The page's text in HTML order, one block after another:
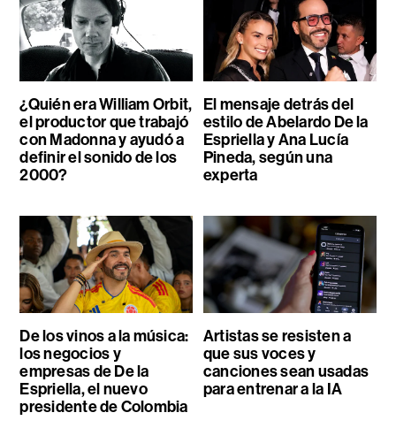
¿Quién era William Orbit,
el productor que trabajó
con Madonna y ayudó a
definir el sonido de los
2000?
El mensaje detrás del
estilo de Abelardo De la
Espriella y Ana Lucía
Pineda, según una
experta
De los vinos a la música:
los negocios y
empresas de De la
Espriella, el nuevo
presidente de Colombia
Artistas se resisten a
que sus voces y
canciones sean usadas
para entrenar a la IA